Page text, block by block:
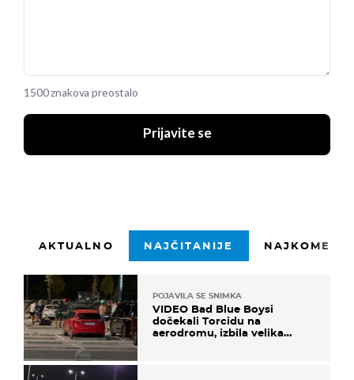
1500 znakova preostalo
Prijavite se
AKTUALNO NAJČITANIJE
POJAVILA SE SNIMKA
VIDEO Bad Blue Boysi
dočekali Torcidu na
aerodromu, izbila velika